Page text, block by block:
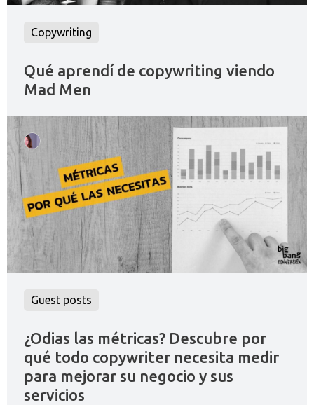
Copywriting
Qué aprendí de copywriting viendo
Mad Men
Guest posts
¿Odias las métricas? Descubre por
qué todo copywriter necesita medir
para mejorar su negocio y sus
servicios